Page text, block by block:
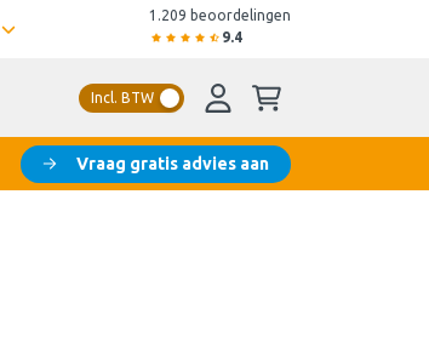
1.209 beoordelingen
9.4
Incl. BTW
Vraag gratis advies aan